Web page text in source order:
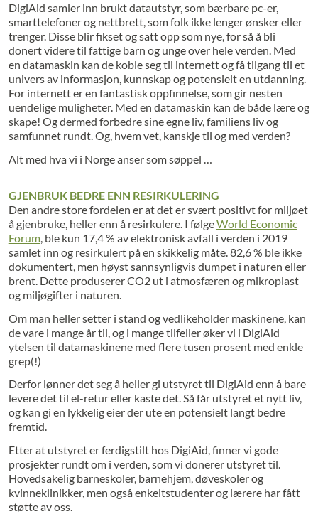
DigiAid samler inn brukt datautstyr, som bærbare pc-er,
smarttelefoner og nettbrett, som folk ikke lenger ønsker eller
trenger. Disse blir fikset og satt opp som nye, for så å bli
donert videre til fattige barn og unge over hele verden. Med
en datamaskin kan de koble seg til internett og få tilgang til et
univers av informasjon, kunnskap og potensielt en utdanning.
For internett er en fantastisk oppfinnelse, som gir nesten
uendelige muligheter. Med en datamaskin kan de både lære og
skape! Og dermed forbedre sine egne liv, familiens liv og
samfunnet rundt. Og, hvem vet, kanskje til og med verden?
Alt med hva vi i Norge anser som søppel …
GJENBRUK BEDRE ENN RESIRKULERING
Den andre store fordelen er at det er svært positivt for miljøet
å gjenbruke, heller enn å resirkulere. I følgeWorld Economic
Forum, ble kun 17,4 % av elektronisk avfall i verden i 2019
samlet inn og resirkulert på en skikkelig måte. 82,6 % ble ikke
dokumentert, men høyst sannsynligvis dumpet i naturen eller
brent. Dette produserer CO2 ut i atmosfæren og mikroplast
og miljøgifter i naturen.
Om man heller setter i stand og vedlikeholder maskinene, kan
de vare i mange år til, og i mange tilfeller øker vi i DigiAid
ytelsen til datamaskinene med flere tusen prosent med enkle
grep(!)
Derfor lønner det seg å heller gi utstyret til DigiAid enn å bare
levere det til el-retur eller kaste det. Så får utstyret et nytt liv,
og kan gi en lykkelig eier der ute en potensielt langt bedre
fremtid.
Etter at utstyret er ferdigstilt hos DigiAid, finner vi gode
prosjekter rundt om i verden, som vi donerer utstyret til.
Hovedsakelig barneskoler, barnehjem, døveskoler og
kvinneklinikker, men også enkeltstudenter og lærere har fått
støtte av oss.